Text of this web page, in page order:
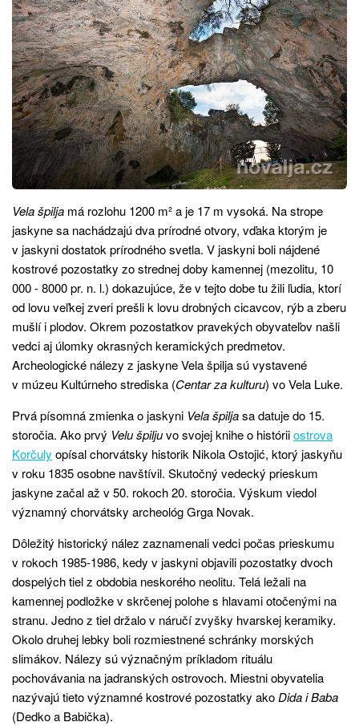
Vela špilja má rozlohu 1200 m² a je 17 m vysoká. Na strope
jaskyne sa nachádzajú dva prírodné otvory, vďaka ktorým je
v jaskyni dostatok prírodného svetla. V jaskyni boli nájdené
kostrové pozostatky zo strednej doby kamennej (mezolitu, 10
000 - 8000 pr. n. l.) dokazujúce, že v tejto dobe tu žili ľudia, ktorí
od lovu veľkej zveri prešli k lovu drobných cicavcov, rýb a zberu
mušlí i plodov. Okrem pozostatkov pravekých obyvateľov našli
vedci aj úlomky okrasných keramických predmetov.
Archeologické nálezy z jaskyne Vela špilja sú vystavené
v múzeu Kultúrneho strediska (Centar za kulturu) vo Vela Luke.
Prvá písomná zmienka o jaskyni Vela špiljasa datuje do 15.
storočia. Ako prvý Velu špiljuvo svojej knihe o históriiostrova
Korčuly opísal chorvátsky historik Nikola Ostojić, ktorý jaskyňu
v roku 1835 osobne navštívil. Skutočný vedecký prieskum
jaskyne začal až v 50. rokoch 20. storočia. Výskum viedol
významný chorvátsky archeológ Grga Novak.
Dôležitý historický nález zaznamenali vedci počas prieskumu
v rokoch 1985-1986, kedy v jaskyni objavili pozostatky dvoch
dospelých tiel z obdobia neskorého neolitu. Telá ležali na
kamennej podložke v skrčenej polohe s hlavami otočenými na
stranu. Jedno z tiel držalo v náručí zvyšky hvarskej keramiky.
Okolo druhej lebky boli rozmiestnené schránky morských
slimákov. Nálezy sú význačným príkladom rituálu
pochovávania na jadranských ostrovoch. Miestni obyvatelia
nazývajú tieto významné kostrové pozostatky akoDida i Baba
(Dedko a Babička).